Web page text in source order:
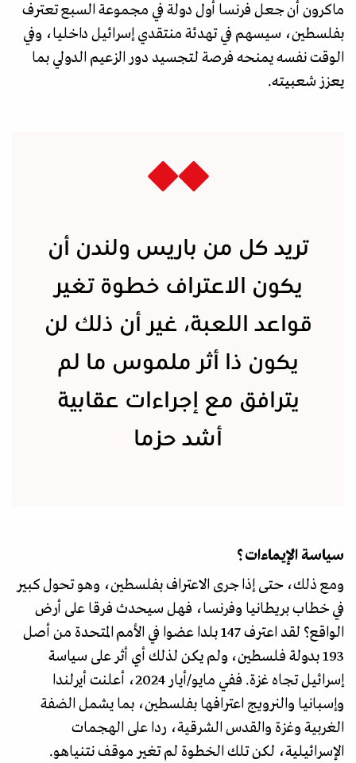
ماكرون أن جعل فرنسا أول دولة في مجموعة السبع تعترف
بفلسطين، سيسهم في تهدئة منتقدي إسرائيل داخليا، وفي
الوقت نفسه يمنحه فرصة لتجسيد دور الزعيم الدولي بما
يعزز شعبيته.
تريد كل من باريس ولندن أن
يكون الاعتراف خطوة تغير
قواعد اللعبة، غير أن ذلك لن
يكون ذا أثر ملموس ما لم
يترافق مع إجراءات عقابية
أشد حزما
سياسة الإيماءات؟
ومع ذلك، حتى إذا جرى الاعتراف بفلسطين، وهو تحول كبير
في خطاب بريطانيا وفرنسا، فهل سيحدث فرقا على أرض
الواقع؟ لقد اعترف 147 بلدا عضوا في الأمم المتحدة من أصل
193 بدولة فلسطين، ولم يكن لذلك أي أثر على سياسة
إسرائيل تجاه غزة. ففي مايو/أيار 2024، أعلنت أيرلندا
وإسبانيا والنرويج اعترافها بفلسطين، بما يشمل الضفة
الغربية وغزة والقدس الشرقية، ردا على الهجمات
الإسرائيلية، لكن تلك الخطوة لم تغير موقف نتنياهو.